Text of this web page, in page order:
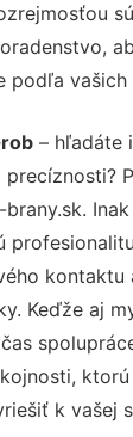
podľa vašich
– hľadáte
kontaktu
Keďže aj
k vašej